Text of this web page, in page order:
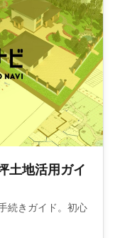
土地活用ガイ
続きガイド。初心